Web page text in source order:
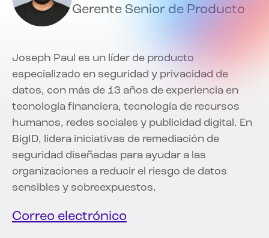
Gerente Senior de Producto
Joseph Paul es un líder de producto
especializado en seguridad y privacidad de
datos, con más de 13 años de experiencia en
tecnología financiera, tecnología de recursos
humanos, redes sociales y publicidad digital. En
BigID, lidera iniciativas de remediación de
seguridad diseñadas para ayudar a las
organizaciones a reducir el riesgo de datos
sensibles y sobreexpuestos.
Correo electrónico